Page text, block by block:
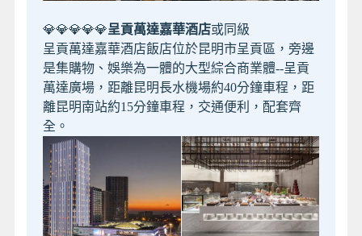
💎💎💎💎💎呈貢萬達嘉華酒店或同級
呈貢萬達嘉華酒店飯店位於昆明市呈貢區，旁邊
是集購物、娛樂為一體的大型綜合商業體--呈貢
萬達廣場，距離昆明長水機場約40分鐘車程，距
離昆明南站約15分鐘車程，交通便利，配套齊
全。